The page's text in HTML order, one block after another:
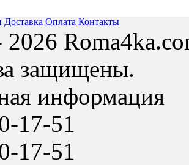
Доставка Оплата Контакты
защищены.
информация
17-51
17-51